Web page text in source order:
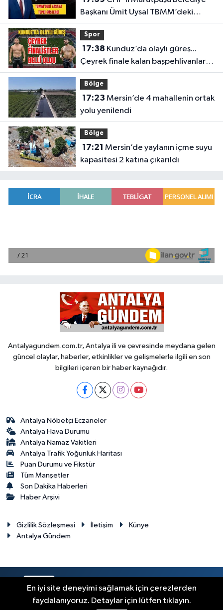
Başkanı Ümit Uysal TBMM’deki
yasaya tepki gösterdi
Spor
17:38
Çeyrek finale kalan başpehlivanlar
belli oldu
Bölge
17:23
yolu yenilendi
Bölge
17:21
kapasitesi 2 katına çıkarıldı
Antalyagundem.com.tr, Antalya ili ve çevresinde meydana gelen
güncel olaylar, haberler, etkinlikler ve gelişmelerle ilgili en son
bilgileri içeren bir haber kaynağıdır.
Antalya Nöbetçi Eczaneler
Antalya Hava Durumu
Antalya Namaz Vakitleri
Antalya Trafik Yoğunluk Haritası
Puan Durumu ve Fikstür
Tüm Manşetler
Son Dakika Haberleri
Haber Arşivi
Gizlilik Sözleşmesi İletişim
Künye
Antalya Gündem
En iyi site deneyimi sağlamak için çerezlerden
faydalanıyoruz. Detaylar için lütfen tıklayın.